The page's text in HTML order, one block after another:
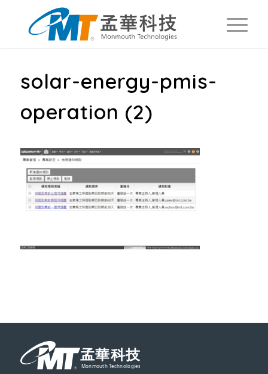
solar-energy-pmis-
operation (2)